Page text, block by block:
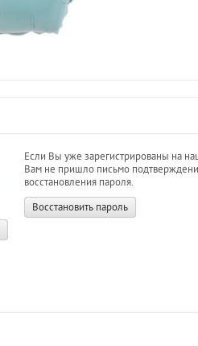
Если Вы уже зарегистрированы на
Вам не пришло письмо
восстановления пароля.
Восстановить пароль